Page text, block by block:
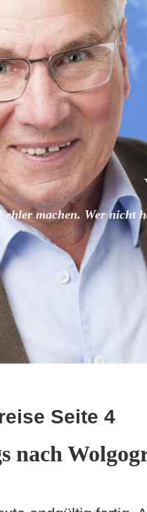
machen. Wer nicht
Seite 4
nach